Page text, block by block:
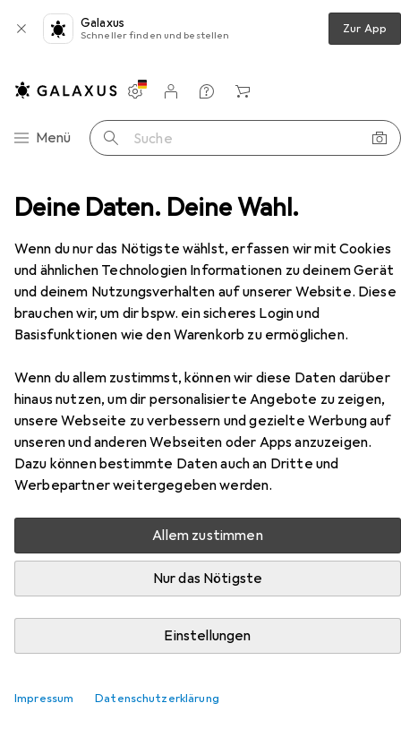
Deine Daten. Deine Wahl.
Wenn du nur das Nötigste wählst, erfassen wir mit Cookies
und ähnlichen Technologien Informationen zu deinem Gerät
und deinem Nutzungsverhalten auf unserer Website. Diese
brauchen wir, um dir bspw. ein sicheres Login und
Basisfunktionen wie den Warenkorb zu ermöglichen.
Wenn du allem zustimmst, können wir diese Daten darüber
hinaus nutzen, um dir personalisierte Angebote zu zeigen,
unsere Webseite zu verbessern und gezielte Werbung auf
unseren und anderen Webseiten oder Apps anzuzeigen.
Dazu können bestimmte Daten auch an Dritte und
Werbepartner weitergegeben werden.
Allem zustimmen
Nur das Nötigste
Einstellungen
Impressum Datenschutzerklärung
Galaxus
Schneller finden und bestellen Zur App
Navigation nach Kategorien
Menü Suche
Einstellungen
Kundenkonto
Vergleichslisten
Merklisten
Warenkorb
Abfallsammler mit Ascher, Volumen 40 l, anthrazitgrau
EUR
585,94
Abfallsammler mit Ascher, Volumen 40
l, anthrazitgrau
Zubehör für Abfallsammler mit
Ascher, Volumen 40 l,
anthrazitgrau
Hier findest du passendes Zubehör zum Produkt
Abfallsammler mit Ascher, Volumen 40 l, anthrazitgrau
aus der Kategorie Abfallsack.
Produktliste